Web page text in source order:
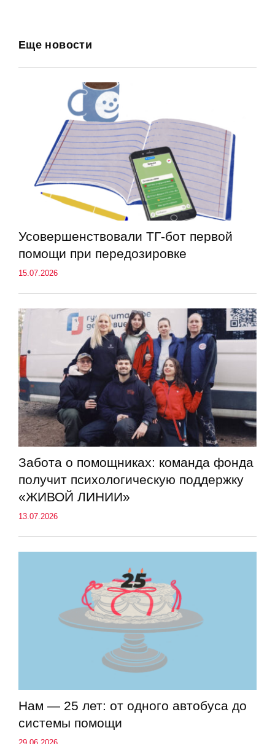
Еще новости
Усовершенствовали ТГ-бот первой
помощи при передозировке
15.07.2026
Забота о помощниках: команда фонда
получит психологическую поддержку
«ЖИВОЙ ЛИНИИ»
13.07.2026
Нам — 25 лет: от одного автобуса до
системы помощи